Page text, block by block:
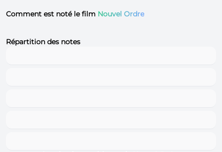
Comment est noté le film Nouvel Ordre
Répartition des notes